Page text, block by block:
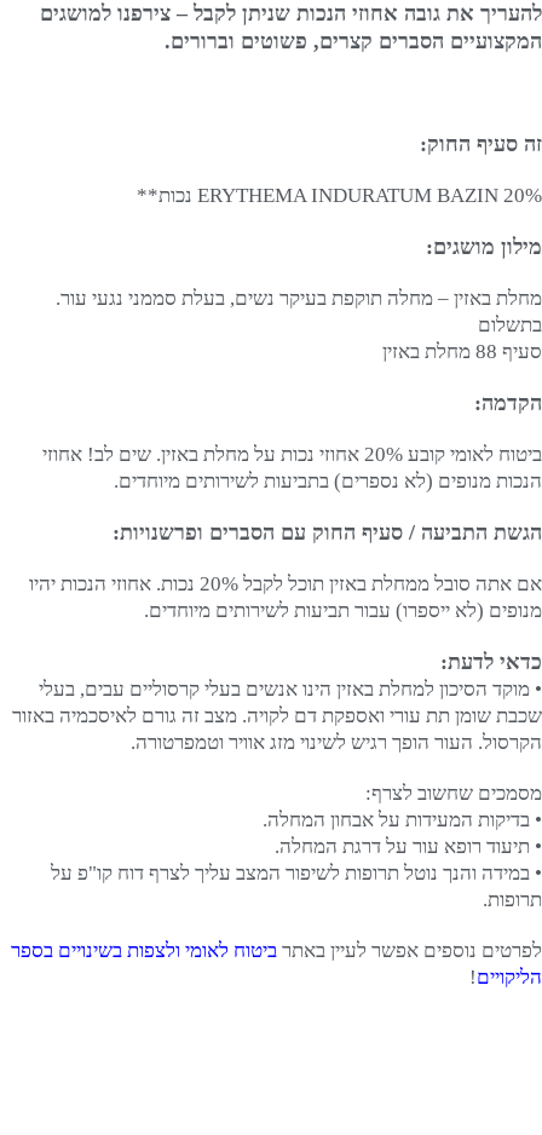
להעריך את גובה אחוזי הנכות שניתן לקבל – צירפנו למושגים
המקצועיים הסברים קצרים, פשוטים וברורים.
זה סעיף החוק:
ERYTHEMA INDURATUM BAZIN 20% נכות**
מילון מושגים:
מחלת באזין – מחלה תוקפת בעיקר נשים, בעלת סממני נגעי עור.
בתשלום
סעיף 88 מחלת באזין
הקדמה:
ביטוח לאומי קובע 20% אחוזי נכות על מחלת באזין. שים לב! אחוזי
הנכות מנופים (לא נספרים) בתביעות לשירותים מיוחדים.
הגשת התביעה / סעיף החוק עם הסברים ופרשנויות:
אם אתה סובל ממחלת באזין תוכל לקבל 20% נכות. אחוזי הנכות יהיו
מנופים (לא ייספרו) עבור תביעות לשירותים מיוחדים.
כדאי לדעת:
• מוקד הסיכון למחלת באזין הינו אנשים בעלי קרסוליים עבים, בעלי
שכבת שומן תת עורי ואספקת דם לקויה. מצב זה גורם לאיסכמיה באזור
הקרסול. העור הופך רגיש לשינוי מזג אוויר וטמפרטורה.
מסמכים שחשוב לצרף:
• בדיקות המעידות על אבחון המחלה.
• תיעוד רופא עור על דרגת המחלה.
• במידה והנך נוטל תרופות לשיפור המצב עליך לצרף דוח קו"פ על
תרופות.
לפרטים נוספים אפשר לעיין באתר ביטוח לאומי ולצפות בשינויים בספר
הליקויים!